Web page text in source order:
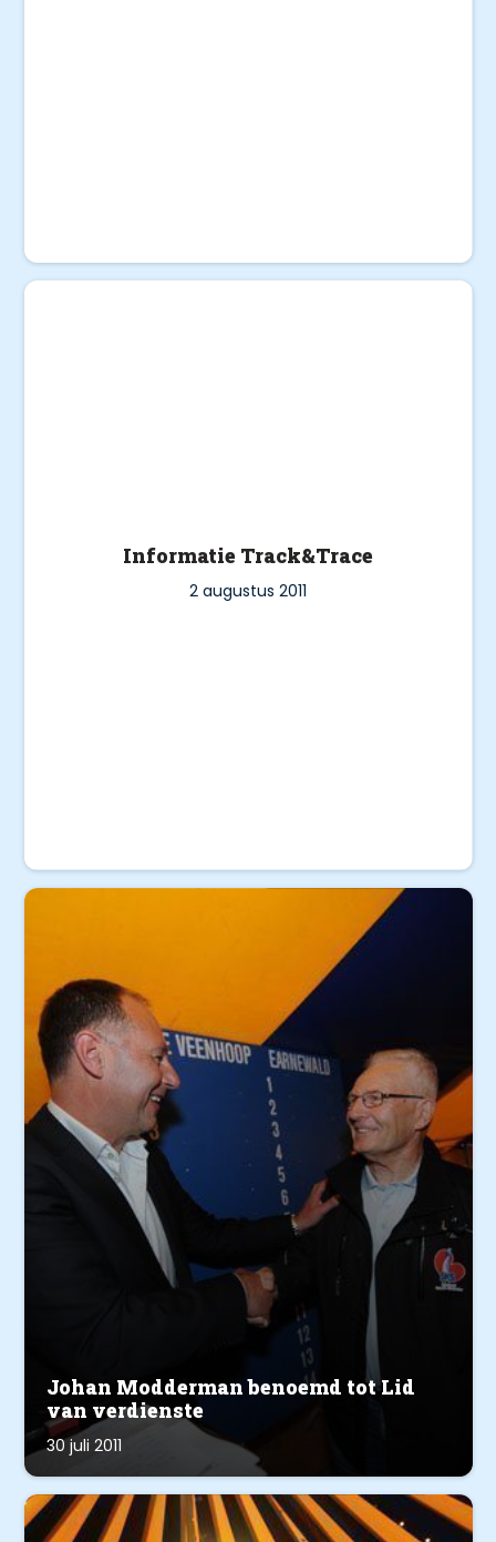
Informatie Track&Trace
2 augustus 2011
Johan Modderman benoemd tot Lid
van verdienste
30 juli 2011